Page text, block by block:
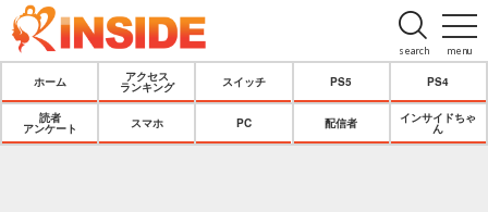
menu
search
ホーム
アクセス
ランキング
スイッチ PS5 PS4
読者
アンケート
スマホ PC 配信者
インサイドちゃ
ん